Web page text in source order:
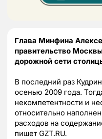
Глава Минфина
правительство
дорожной сети
В последний раз
осенью 2009 года.
некомпетентности и
относительно
расходов на
пишет GZT.RU.